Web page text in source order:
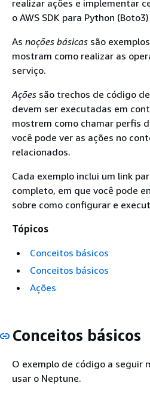
realizar ações e implementar
o AWS SDK para Python
As noções básicas são
mostram como realizar as
serviço.
Ações são trechos de código
devem ser executadas em
mostrem como chamar perfis
você pode ver as ações no
relacionados.
Cada exemplo inclui um link
completo, em que você pode
sobre como configurar e
Tópicos
Conceitos básicos
Conceitos básicos
Ações
Conceitos básicos
O exemplo de código a seguir
usar o Neptune.